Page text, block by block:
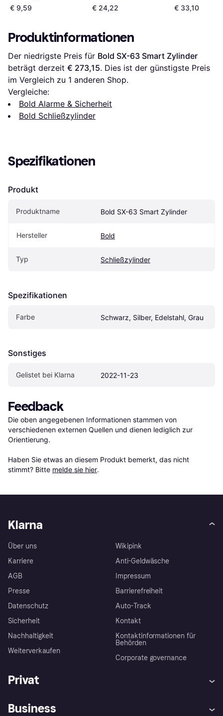
SB
€ 9,59 € 24,22 € 33,10
Produktinformationen
Der niedrigste Preis für Bold SX-63 Smart Zylinder
beträgt derzeit € 273,15. Dies ist der günstigste Preis
im Vergleich zu 1 anderen Shop.
Vergleiche:
Bold Alarme & Sicherheit
Bold Schließzylinder
Spezifikationen
Produkt
Produktname Bold SX-63 Smart Zylinder
Hersteller Bold
Typ Schließzylinder
Spezifikationen
Farbe Schwarz, Silber, Edelstahl, Grau
Sonstiges
Gelistet bei Klarna 2022-11-23
Feedback
Die oben angegebenen Informationen stammen von
verschiedenen externen Quellen und dienen lediglich zur
Orientierung.
Haben Sie etwas an diesem Produkt bemerkt, das nicht
stimmt? Bitte melde sie hier.
Klarna
Über uns
Karriere
AGB
Presse
Datenschutz
Sicherheit
Nachhaltigkeit
Weiterverkaufen
Wikipink
Anti-Geldwäsche
Impressum
Barrierefreiheit
Auto-Track
Kontakt
Kontaktinformationen für
Behörden
Corporate governance
Privat
Business